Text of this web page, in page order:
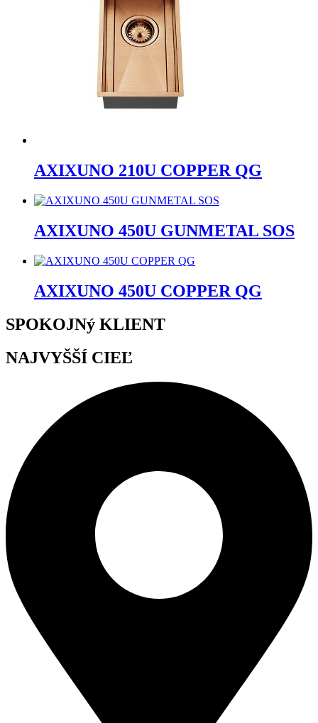
AXIXUNO 210U COPPER QG
AXIXUNO 450U GUNMETAL SOS
AXIXUNO 450U COPPER QG
SPOKOJNý KLIENT
NAJVYŠŠÍ CIEĽ